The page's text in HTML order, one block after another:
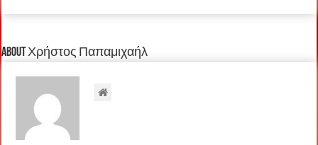
About Χρήστος Παπαμιχαήλ